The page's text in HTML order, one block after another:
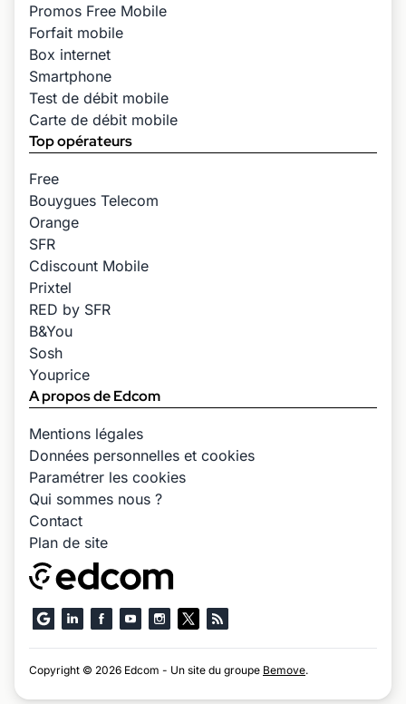
Promos Free Mobile
Forfait mobile
Box internet
Smartphone
Test de débit mobile
Carte de débit mobile
Top opérateurs
Free
Bouygues Telecom
Orange
SFR
Cdiscount Mobile
Prixtel
RED by SFR
B&You
Sosh
Youprice
A propos de Edcom
Mentions légales
Données personnelles et cookies
Paramétrer les cookies
Qui sommes nous ?
Contact
Plan de site
Copyright © 2026 Edcom - Un site du groupe Bemove.